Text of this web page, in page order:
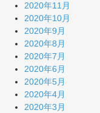
2020年11月
2020年10月
2020年9月
2020年8月
2020年7月
2020年6月
2020年5月
2020年4月
2020年3月